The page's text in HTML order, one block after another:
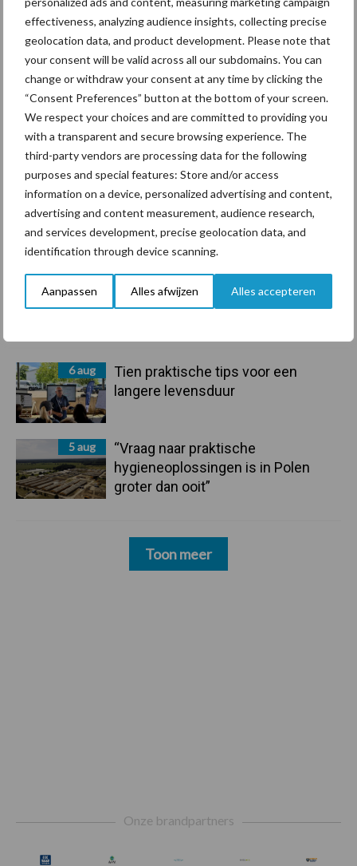
effectiveness, analyzing audience insights, collecting precise
geolocation data, and product development. Please note that
your consent will be valid across all our subdomains. You can
change or withdraw your consent at any time by clicking the
“Consent Preferences” button at the bottom of your screen.
We respect your choices and are committed to providing you
with a transparent and secure browsing experience. The
third-party vendors are processing data for the following
purposes and special features: Store and/or access
information on a device, personalized advertising and content,
advertising and content measurement, audience research,
and services development, precise geolocation data, and
identification through device scanning.
Aanpassen Alles afwijzen Alles accepteren
Primaire
Sidebar
Recent nieuws Partner nieuws
7 aug
Grondstoffenmarkt blijft grillig:
droogte en geopolitiek houden
handel in de greep
De speenhuid: een vaak
onderschatte risicofactor voor
mastitis
6 aug
ForFarmers ziet volume en
marktaandeel groeien in krimpende
6 aug
Tien praktische tips voor een
langere levensduur
5 aug
“Vraag naar praktische
hygieneoplossingen is in Polen
groter dan ooit”
Toon meer
Toon meer
Onze brandpartners